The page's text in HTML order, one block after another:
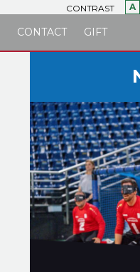
CONTRAST A
CONTACT GIFT